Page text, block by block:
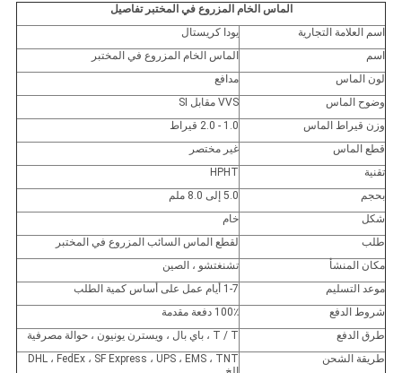
الماس الخام المزروع في المختبر تفاصيل
اسم العلامة التجارية
يودا كريستال
اسم
الماس الخام المزروع في المختبر
لون الماس
مدافع
وضوح الماس
VVS مقابل SI
وزن قيراط الماس
1.0 - 2.0 قيراط
قطع الماس
غير مختصر
تقنية
HPHT
بحجم
5.0 إلى 8.0 ملم
شكل
خام
طلب
لقطع الماس السائب المزروع في المختبر
مكان المنشأ
تشنغتشو ، الصين
موعد التسليم
1-7 أيام عمل على أساس كمية الطلب
شروط الدفع
100٪ دفعة مقدمة
طرق الدفع
T / T ، باي بال ، ويسترن يونيون ، حوالة مصرفية
طريقة الشحن
DHL ، FedEx ، SF Express ، UPS ، EMS ، TNT